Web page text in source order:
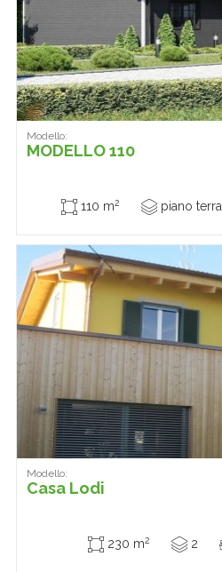
Modello:
MODELLO 110
110 m2 piano terra
Modello:
Casa Lodi
230 m2 2